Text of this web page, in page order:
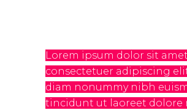
Lorem ipsum dolor sit
consectetuer adipiscing
diam nonummy nibh
tincidunt ut laoreet dolore